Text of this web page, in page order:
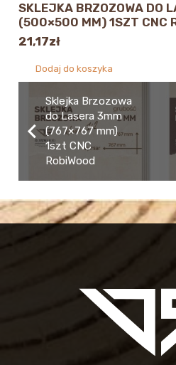
SKLEJKA BRZOZOWA DO
(500×500 MM) 1SZT CNC
21,17zł
Dodaj do koszyka
Sklejka Brzozowa
do Lasera 3mm
(767×767 mm)
1szt CNC
RobiWood